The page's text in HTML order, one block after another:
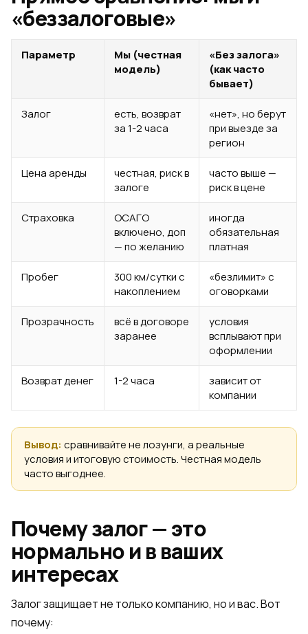
«беззалоговые»
Параметр
Мы (честная
модель)
«Без залога»
(как часто
бывает)
Залог
есть, возврат
за 1-2 часа
«нет», но берут
при выезде за
регион
Цена аренды
честная, риск в
залоге
часто выше —
риск в цене
Страховка
ОСАГО
включено, доп
— по желанию
иногда
обязательная
платная
Пробег
300 км/сутки с
накоплением
«безлимит» с
оговорками
Прозрачность
всё в договоре
заранее
условия
всплывают при
оформлении
Возврат денег 1-2 часа
зависит от
компании
Вывод: сравнивайте не лозунги, а реальные
условия и итоговую стоимость. Честная модель
часто выгоднее.
Почему залог — это
нормально и в ваших
интересах
Залог защищает не только компанию, но и вас. Вот
почему: